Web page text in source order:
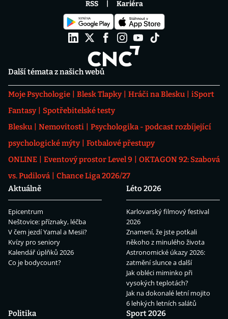
Další témata z našich webů
Moje Psychologie Blesk Tlapky Hráči na Blesku
iSport
Fantasy
Spotřebitelské testy
Blesku
Nemovitosti
Psychologika - podcast rozbíjející
psychologické mýty
Fotbalové přestupy
ONLINE
Eventový prostor Level 9
OKTAGON 92: Szabová
vs. Pudilová
Chance Liga 2026/27
Aktuálně
Epicentrum
Neštovice: příznaky, léčba
V čem jezdí Yamal a Mesii?
Kvízy pro seniory
Kalendář úplňků 2026
Co je bodycount?
Léto 2026
Karlovarský filmový festival
2026
Znamení, že jste potkali
někoho z minulého života
Astronomické úkazy 2026:
zatmění slunce a další
Jak obléci miminko při
vysokých teplotách?
Jak na dokonalé letní mojito
6 lehkých letních salátů
Politika
Sport 2026
RSS Kariéra